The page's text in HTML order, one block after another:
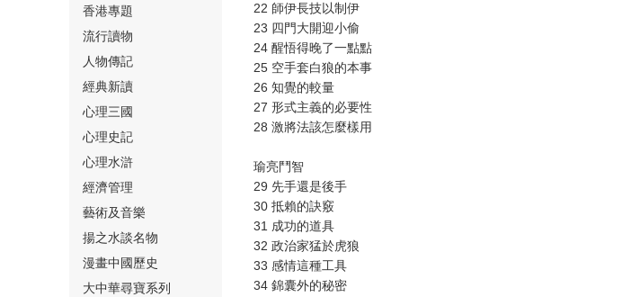
⑭
⑮
香港專題
流行讀物
人物傳記
經典新讀
心理三國
心理史記
心理水滸
經濟管理
藝術及音樂
揚之水談名物
漫畫中國歷史
大中華尋寶系列
22 師伊長技以制伊
23 四門大開迎小偷
24 醒悟得晚了一點點
25 空手套白狼的本事
26 知覺的較量
27 形式主義的必要性
28 激將法該怎麼樣用
瑜亮鬥智
29 先手還是後手
30 抵賴的訣竅
31 成功的道具
32 政治家猛於虎狼
33 感情這種工具
34 錦囊外的秘密